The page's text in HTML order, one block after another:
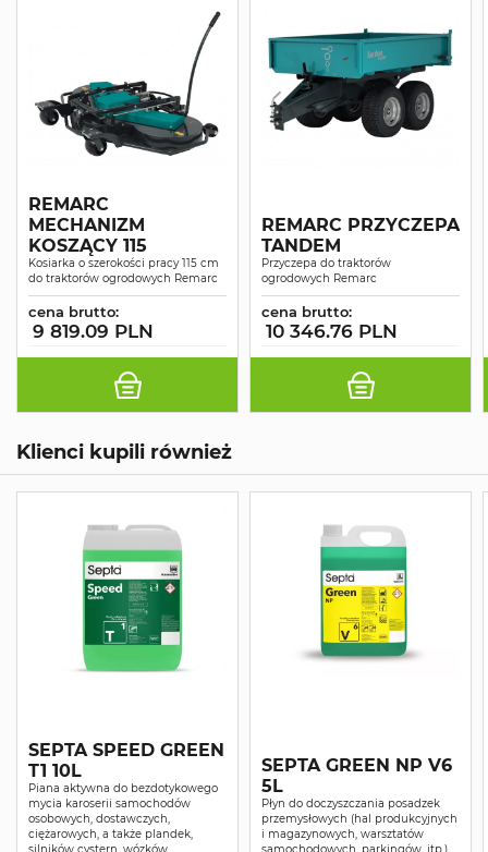
REMARC
MECHANIZM
KOSZĄCY 115
Kosiarka o szerokości pracy 115 cm
do traktorów ogrodowych Remarc
cena brutto:
9 819.09 PLN
REMARC PRZYCZEPA
TANDEM
Przyczepa do traktorów
ogrodowych Remarc
cena brutto:
10 346.76 PLN
Klienci kupili również
SEPTA SPEED GREEN
T1 10L
Piana aktywna do bezdotykowego
mycia karoserii samochodów
osobowych, dostawczych,
ciężarowych, a także plandek,
silników cystern, wózków
SEPTA GREEN NP V6
5L
Płyn do doczyszczania posadzek
przemysłowych (hal produkcyjnych
i magazynowych, warsztatów
samochodowych, parkingów, itp.).